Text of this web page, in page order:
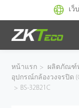
เว็
ผลิตภัณฑ์
โซลูชั่นของเรา
หน้าแรก > ผลิตภัณฑ์
อุปกรณ์กล้องวงจรปิด
> BS-32B21C